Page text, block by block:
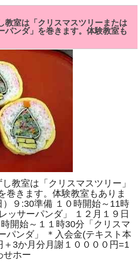
教室は「クリスマスツリーまたは
パンダ」を巻きます。体験教室も
教室は「クリスマスツリー」
巻きます。体験教室もありま
９:30準備 １０時開始～11時
ッサーパンダ」 １２月１９日
時開始～１１時30分「クリスマ
パンダ」 ＊入会金(テキスト本
3か月分月謝１００００円=1
ホー